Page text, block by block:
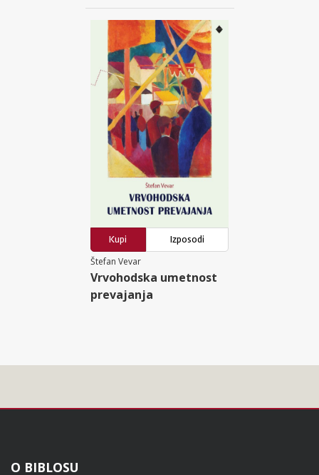
Kupi
Izposodi
Štefan Vevar
Vrvohodska umetnost
prevajanja
O BIBLOSU